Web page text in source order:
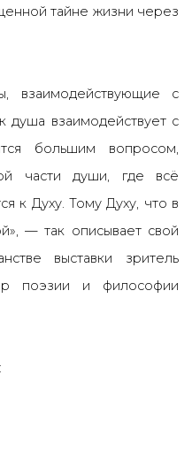
тайне жизни через
взаимодействующие с
душа взаимодействует с
большим вопросом,
части души, где всё
к Духу. Тому Духу, что в
», — так описывает свой
выставки зритель
поэзии и философии